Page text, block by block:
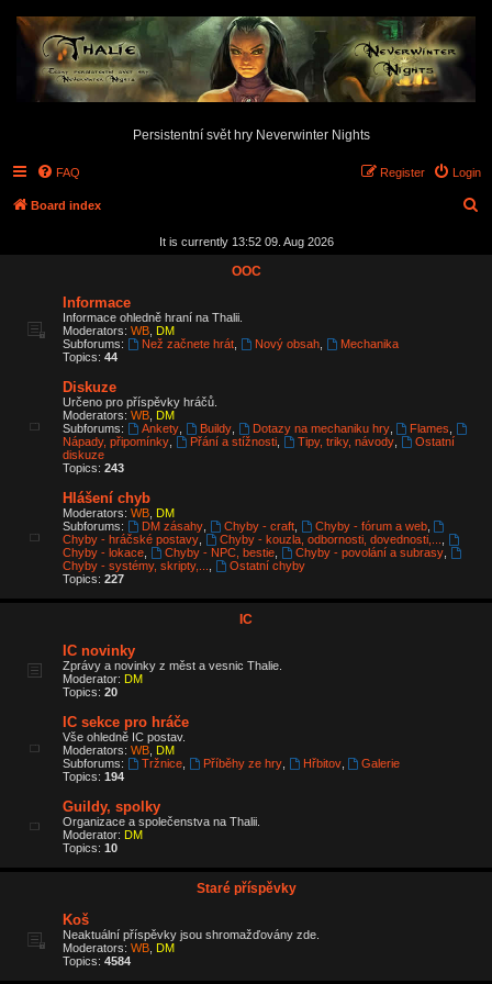
Persistentní svět hry Neverwinter Nights
FAQ Login
Register
Board index
a
It is currently 13:52 09. Aug 2026
OOC
Informace
Informace ohledně hraní na Thalii.
Moderators: WB DM
Subforums:
Než začnete hrát, Nový obsah,
Mechanika
Topics: 44
Diskuze
Určeno pro příspěvky hráčů.
Moderators: WB DM
Subforums:
Ankety, Buildy, Dotazy na mechaniku hry, Flames
Nápady, připomínky
Přání a stížnosti, Tipy, triky, návody,
Ostatní
diskuze
Topics: 243
Hlášení chyb
Moderators: WB DM
Subforums:
DM zásahy, Chyby - craft, Chyby - fórum a web,
Chyby - hráčské postavy
Chyby - kouzla, odbornosti, dovednosti,...
Chyby - lokace
Chyby - NPC, bestie, Chyby - povolání a subrasy,
Chyby - systémy, skripty,...
Ostatní chyby
Topics: 227
IC
IC novinky
Zprávy a novinky z měst a vesnic Thalie.
Moderator: DM
Topics: 20
IC sekce pro hráče
Vše ohledně IC postav.
Moderators: WB DM
Subforums:
Tržnice, Příběhy ze hry, Hřbitov,
Galerie
Topics: 194
Guildy, spolky
Organizace a společenstva na Thalii.
Moderator: DM
Topics: 10
Staré příspěvky
Koš
Neaktuální příspěvky jsou shromažďovány zde.
Moderators: WB DM
Topics: 4584